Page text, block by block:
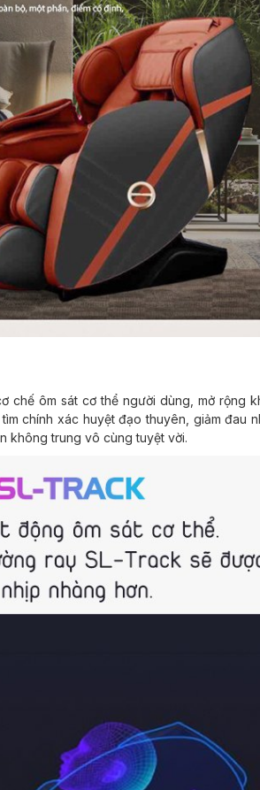
chế ôm sát cơ thể người dùng, mở rộng
chính xác huyệt đạo thuyên, giảm đau
không trung vô cùng tuyệt vời.